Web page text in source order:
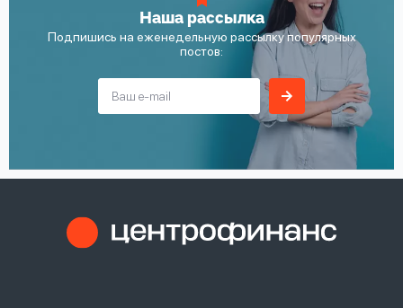
Наша рассылка
Подпишись на еженедельную рассылку популярных
постов: